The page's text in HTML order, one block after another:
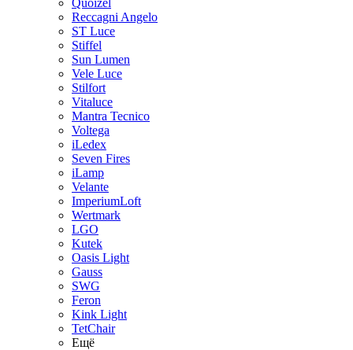
Quoizel
Reccagni Angelo
ST Luce
Stiffel
Sun Lumen
Vele Luce
Stilfort
Vitaluce
Mantra Tecnico
Voltega
iLedex
Seven Fires
iLamp
Velante
ImperiumLoft
Wertmark
LGO
Kutek
Oasis Light
Gauss
SWG
Feron
Kink Light
TetСhair
Ещё